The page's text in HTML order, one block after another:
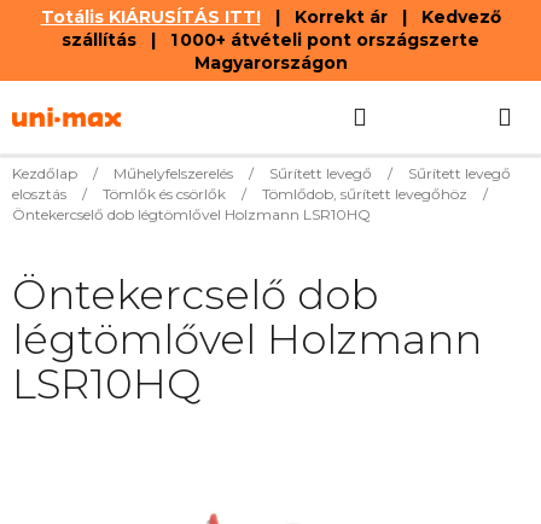
Totális KIÁRUSÍTÁS ITT!| Korrekt ár | Kedvező
szállítás | 1 000+ átvételi pont országszerte
Magyarországon
tartalomhoz
KOSÁR
Kezdőlap / Műhelyfelszerelés / Sűrített levegő /
Sűrített levegő
elosztás
/ Tömlők és csörlők / Tömlődob, sűrített levegőhöz
/
Öntekercselő dob légtömlővel Holzmann LSR10HQ
Öntekercselő dob
légtömlővel Holzmann
LSR10HQ